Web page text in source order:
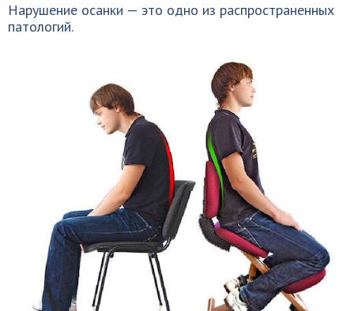
Нарушение осанки — это одно из распространенных
патологий.